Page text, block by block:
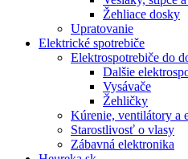
Žehliace dosky
Upratovanie
Elektrické spotrebiče
Elektrospotrebiče do
Dalšie
Vysávače
Žehličky
Kúrenie, ventilátory a
Starostlivosť o vlasy
Zábavná elektronika